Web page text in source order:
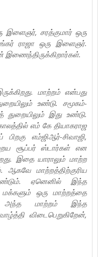
சரத்குமார் ஒரு
ராஜா ஒரு இளைஞர்.
இணைந்திருக்கிறார்கள்.
மாற்றம் என்பது
உண்டு. சமூகம்-
இது உண்டு.
எம் கே தியாகராஜ
எம்ஜிஆர்-சிவாஜி,
சூப்பர் ஸ்டார்கள் என
இதை யாராலும் மாற்ற
ஆகவே மாற்றத்திற்குரிய
ஏனெனில் இந்த
ஒரு மாற்றத்தை
அந்த மாற்றம் இந்த
விடைபெறுகிறேன்,